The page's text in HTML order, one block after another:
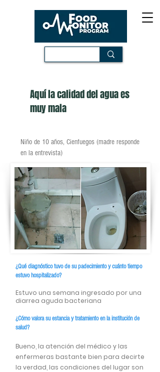
Aquí la calidad del agua es
muy mala
Niño de 10 años, Cienfuegos (madre responde
en la entrevista)
¿Qué diagnóstico tuvo de su padecimiento y cuánto tiempo
estuvo hospitalizado?
Estuvo una semana ingresado por una
diarrea aguda bacteriana
¿Cómo valora su estancia y tratamiento en la institución de
salud?
Bueno, la atención del médico y las
enfermeras bastante bien para decirte
la verdad, las condiciones del lugar son